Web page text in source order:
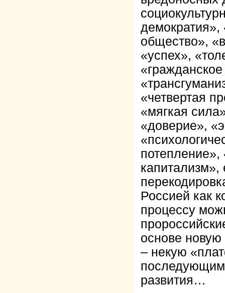
демократия»,
общество»,
«успех»,
«четвертая
«мягкая
«доверие»,
Россией как
процессу
основе
– некую
последующим
развития…